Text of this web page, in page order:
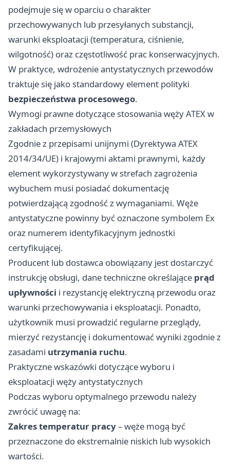
podejmuje się w oparciu o charakter
przechowywanych lub przesyłanych substancji,
warunki eksploatacji (temperatura, ciśnienie,
wilgotność) oraz częstotliwość prac konserwacyjnych.
W praktyce, wdrożenie antystatycznych przewodów
traktuje się jako standardowy element polityki
bezpieczeństwa procesowego.
Wymogi prawne dotyczące stosowania węży ATEX w
zakładach przemysłowych
Zgodnie z przepisami unijnymi (Dyrektywa ATEX
2014/34/UE) i krajowymi aktami prawnymi, każdy
element wykorzystywany w strefach zagrożenia
wybuchem musi posiadać dokumentację
potwierdzającą zgodność z wymaganiami. Węże
antystatyczne powinny być oznaczone symbolem Ex
oraz numerem identyfikacyjnym jednostki
certyfikującej.
Producent lub dostawca obowiązany jest dostarczyć
instrukcję obsługi, dane techniczne określające prąd
upływności i rezystancję elektryczną przewodu oraz
warunki przechowywania i eksploatacji. Ponadto,
użytkownik musi prowadzić regularne przeglądy,
mierzyć rezystancję i dokumentować wyniki zgodnie z
zasadami utrzymania ruchu.
Praktyczne wskazówki dotyczące wyboru i
eksploatacji węży antystatycznych
Podczas wyboru optymalnego przewodu należy
zwrócić uwagę na:
Zakres temperatur pracy– węże mogą być
przeznaczone do ekstremalnie niskich lub wysokich
wartości.